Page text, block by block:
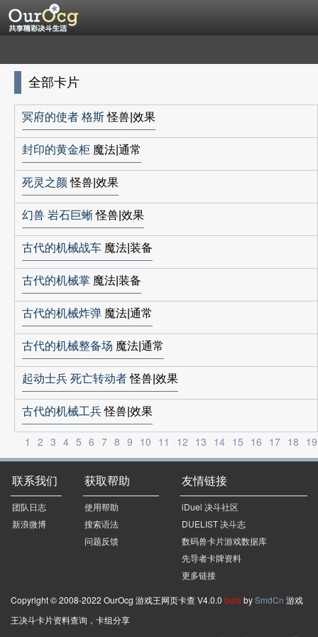
全部卡片
冥府的使者 格斯怪兽|效果
封印的黄金柜 魔法|通常
死灵之颜怪兽|效果
幻兽 岩石巨蜥怪兽|效果
古代的机械战车 魔法|装备
古代的机械掌 魔法|装备
古代的机械炸弹 魔法|通常
古代的机械整备场 魔法|通常
起动士兵 死亡转动者怪兽|效果
古代的机械工兵怪兽|效果
1 2 3 4 5 6 7 8 9 10 11 12 13 14 15 16 17 18 19
联系我们
团队日志
新浪微博
获取帮助
使用帮助
搜索语法
问题反馈
友情链接
iDuel 决斗社区
DUELIST 决斗志
数码兽卡片游戏数据库
先导者卡牌资料
更多链接
Copyright © 2008-2022 OurOcg 游戏王网页卡查 V4.0.0 beta bySmdCn 游戏
王决斗卡片资料查询，卡组分享